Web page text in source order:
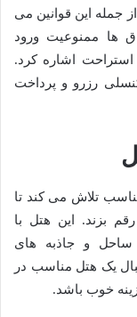
جمله این قوانین می
ها ممنوعیت ورود
اشاره کرد.
رزرو و پرداخت
تلاش می کند تا
بزند. این هتل با
و جاذبه های
یک هتل مناسب در
خوب باشد.